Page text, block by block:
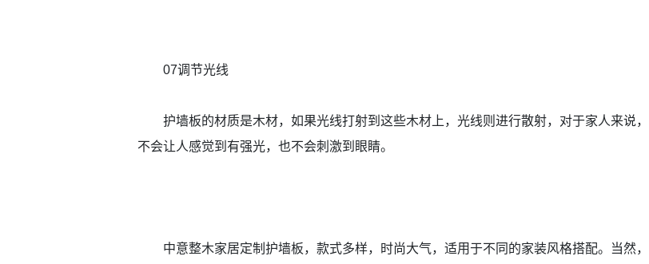
07调节光线
护墙板的材质是木材，如果光线打射到这些木材上，光线则进行散射，对于家人来说，
不会让人感觉到有强光，也不会刺激到眼睛。
中意整木家居定制护墙板，款式多样，时尚大气，适用于不同的家装风格搭配。当然，